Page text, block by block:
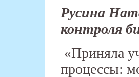
Русина
контроля
«Приняла
процессы: